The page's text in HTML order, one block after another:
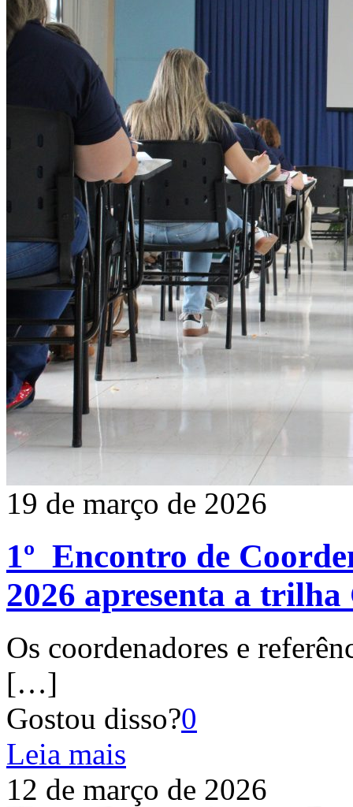
19 de março de 2026
1º Encontro de
2026 apresenta a
Os coordenadores e
[…]
Gostou disso?0
Leia mais
12 de março de 2026